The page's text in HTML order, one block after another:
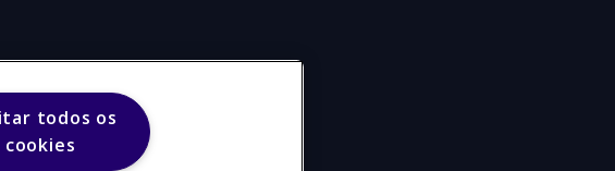
todos os
cookies